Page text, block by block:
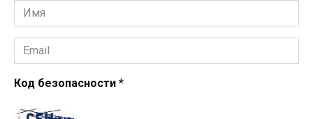
Имя
*
Email
*
Код безопасности *